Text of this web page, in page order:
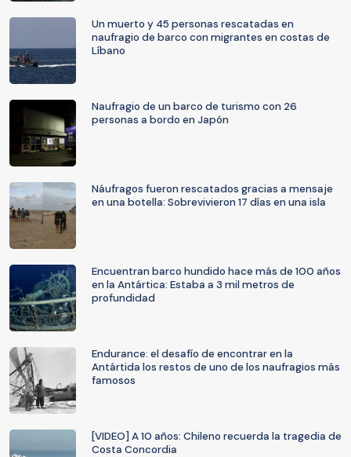
Un muerto y 45 personas rescatadas en
naufragio de barco con migrantes en costas de
Líbano
Naufragio de un barco de turismo con 26
personas a bordo en Japón
Náufragos fueron rescatados gracias a mensaje
en una botella: Sobrevivieron 17 días en una isla
Encuentran barco hundido hace más de 100 años
en la Antártica: Estaba a 3 mil metros de
profundidad
Endurance: el desafío de encontrar en la
Antártida los restos de uno de los naufragios más
famosos
[VIDEO] A 10 años: Chileno recuerda la tragedia de
Costa Concordia